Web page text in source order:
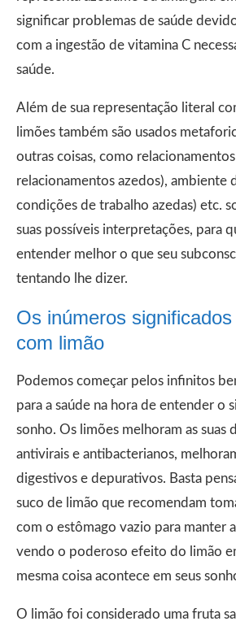
significar problemas de saúde
com a ingestão de vitamina C
saúde.
Além de sua representação literal
limões também são usados
outras coisas, como
relacionamentos azedos), ambiente
condições de trabalho azedas) etc.
suas possíveis interpretações, para
entender melhor o que seu
tentando lhe dizer.
Os inúmeros
com limão
Podemos começar pelos infinitos
para a saúde na hora de entender o
sonho. Os limões melhoram as suas
antivirais e antibacterianos,
digestivos e depurativos. Basta
suco de limão que recomendam
com o estômago vazio para manter
vendo o poderoso efeito do limão
mesma coisa acontece em seus
O limão foi considerado uma fruta